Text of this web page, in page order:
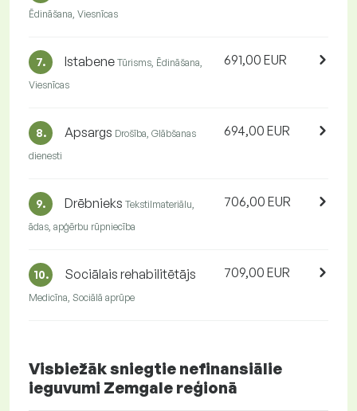
Ēdināšana, Viesnīcas
7. Istabene Tūrisms, Ēdināšana,
Viesnīcas
691,00 EUR
8. Apsargs Drošība, Glābšanas
dienesti
694,00 EUR
9. Drēbnieks Tekstilmateriālu,
ādas, apģērbu rūpniecība
706,00 EUR
10. Sociālais rehabilitētājs
Medicīna, Sociālā aprūpe
709,00 EUR
Visbiežāk sniegtie nefinansiālie
ieguvumi Zemgale reģionā